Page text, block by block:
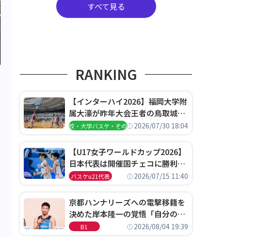
すべて見る
RANKING
【インターハイ2026】福岡大学附
属大濠が昨年大会王者の鳥取城北
を撃破、大阪薫英女学院は岐阜女
高校・大学バスケ・その他2026/07/30 18:04
【U17女子ワールドカップ2026】
日本代表は開催国チェコに勝利し
て予選グループ3連勝で首位通
決定
バスケu21代表 2026/07/15 11:40
京都ハンナリーズへの電撃移籍を
決めた岸本隆一の覚悟「自分のエ
ゴというちっぽけなことのため
B1 2026/08/04 19:39